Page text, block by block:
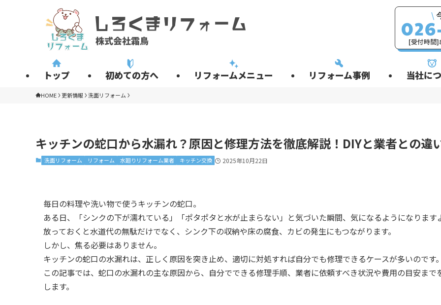
トップ 初めての方へ リフォームメニュー リフォーム事例 当社に
\
[受付時間
HOME 更新情報 洗面リフォーム
キッチンの蛇口から水漏れ？原因と修理方法を徹底解説！DIYと業者との違
洗面リフォーム リフォーム 水廻りリフォーム業者 キッチン交換 2025年10月22日
毎日の料理や洗い物で使うキッチンの蛇口。
ある日、「シンクの下が濡れている」「ポタポタと水が止まらない」と気づいた瞬間、気になるようになります
放っておくと水道代の無駄だけでなく、シンク下の収納や床の腐食、カビの発生にもつながります。
しかし、焦る必要はありません。
キッチンの蛇口の水漏れは、正しく原因を突き止め、適切に対処すれば自分でも修理できるケースが多いのです
この記事では、蛇口の水漏れの主な原因から、自分でできる修理手順、業者に依頼すべき状況や費用の目安ま
します。